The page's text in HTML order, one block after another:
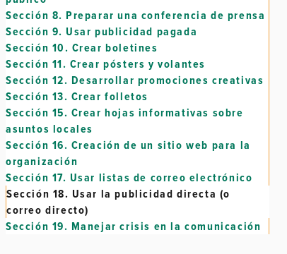
Sección 8. Preparar una conferencia de prensa
Sección 9. Usar publicidad pagada
Sección 10. Crear boletines
Sección 11. Crear pósters y volantes
Sección 12. Desarrollar promociones creativas
Sección 13. Crear folletos
Sección 15. Crear hojas informativas sobre
asuntos locales
Sección 16. Creación de un sitio web para la
organización
Sección 17. Usar listas de correo electrónico
Sección 18. Usar la publicidad directa (o
correo directo)
Sección 19. Manejar crisis en la comunicación